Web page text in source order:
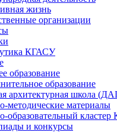
жизнь
организации
КГАСУ
образование
образование
архитектурная школа
методические материалы
образовательный
и конкурсы